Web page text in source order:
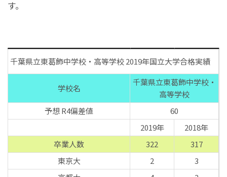
す。
千葉県立東葛飾中学校・高等学校 2019年国立大学合格実績
学校名
千葉県立東葛飾中学校・
高等学校
予想 R4偏差値
60
2019年
2018年
卒業人数
322
317
東京大
2
3